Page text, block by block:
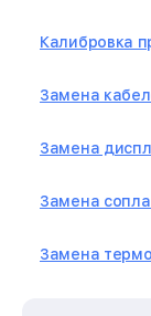
Калибровка
Замена
Замена
Замена
Замена